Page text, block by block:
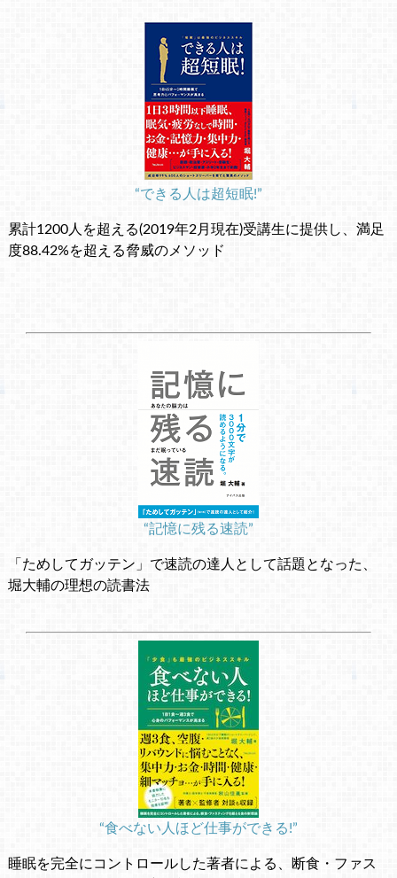
“できる人は超短眠!”
累計1200人を超える(2019年2月現在)受講生に提供し、満足
度88.42%を超える脅威のメソッド
“記憶に残る速読”
「ためしてガッテン」で速読の達人として話題となった、
堀大輔の理想の読書法
“食べない人ほど仕事ができる!”
睡眠を完全にコントロールした著者による、断食・ファス